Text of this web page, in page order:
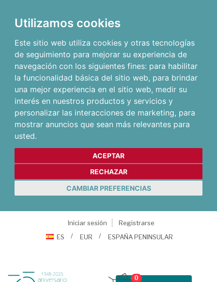
Utilizamos cookies
Este sitio web utiliza cookies y otras tecnologías
de seguimiento para mejorar su experiencia de
navegación con los siguientes fines: para habilitar
la funcionalidad básica del sitio web, para brindar
una mejor experiencia en el sitio web, medir su
interés en nuestros productos y servicios y
personalizar las interacciones de marketing, para
mostrar anuncios que sean más relevantes para
usted.
ACEPTAR
RECHAZAR
CAMBIAR PREFERENCIAS
Iniciar sesión
Registrarse
ES
EUR ESPAÑA PENINSULAR
0